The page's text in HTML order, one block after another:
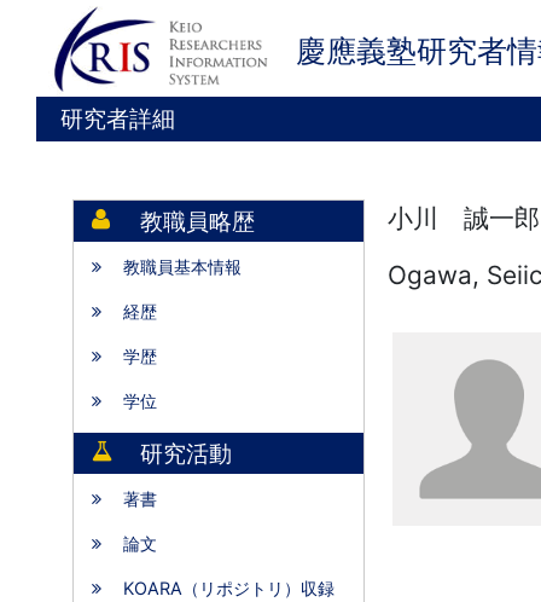
慶應義塾研究者
研究者詳細
教職員略歴
教職員基本情報
経歴
学歴
学位
研究活動
著書
論文
KOARA（リポジトリ）収録
小川 誠一
Ogawa,